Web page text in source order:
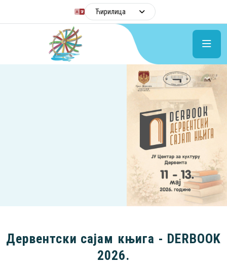
Ћирилица
Дервентски сајам књига - DERBOOK
2026.